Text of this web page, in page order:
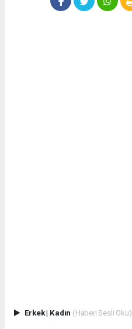
Erkek| Kadın (Haberi Sesli Oku)